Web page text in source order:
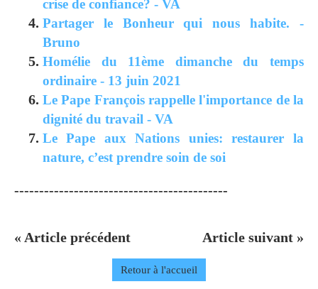
crise de confiance? - VA
Partager le Bonheur qui nous habite. -
Bruno
Homélie du 11ème dimanche du temps
ordinaire - 13 juin 2021
Le Pape François rappelle l'importance de la
dignité du travail - VA
Le Pape aux Nations unies: restaurer la
nature, c’est prendre soin de soi
-------------------------------------------
« Article précédent Article suivant »
Retour à l'accueil